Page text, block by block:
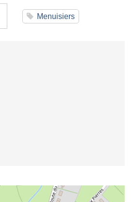
Menuisiers